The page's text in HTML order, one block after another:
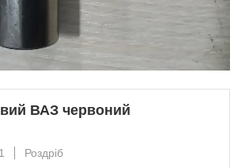
ВАЗ червоний
Роздріб